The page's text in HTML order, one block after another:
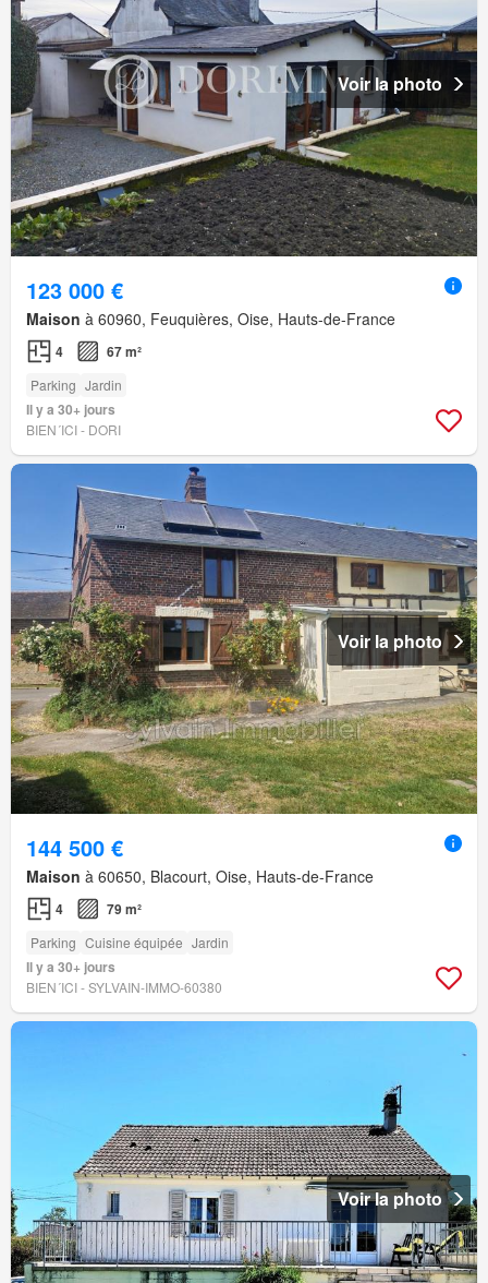
Voir la photo
123 000 €
Maison à 60960, Feuquières, Oise, Hauts-de-France
4 67 m²
Parking Jardin
Il y a 30+ jours
BIEN´ICI - DORI
Voir la photo
144 500 €
Maison à 60650, Blacourt, Oise, Hauts-de-France
4 79 m²
Parking Cuisine équipée Jardin
Il y a 30+ jours
BIEN´ICI - SYLVAIN-IMMO-60380
Voir la photo